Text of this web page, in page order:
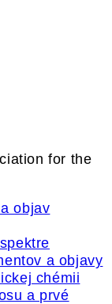
for the
objav
a objavy
chémii
a prvé